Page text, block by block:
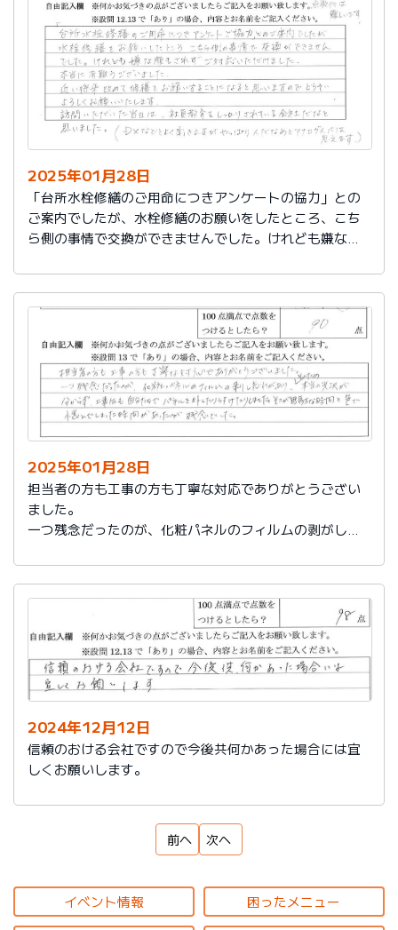
切に使う事が出来ました。新しいコンロも長～くきれい
に使いたいです。杉山さん、ありがとうございました。
又、何かあった時はよろしくお願いしますネ
2025年01月28日
「台所水栓修繕のご用命につきアンケートの協力」との
ご案内でしたが、水栓修繕のお願いをしたところ、こち
ら側の事情で交換ができませんでした。けれども嫌な顔
本当に有難うございました。
近い将来、改めて修繕をお願いすることになると思いま
すので、どうぞよろしくお願いいたします。
訪問いただいた当日は、社員教育をしっかりされている
会社だなと思いました。（DXなどとよく聞きますが、や
っぱり人だなぁとアナログ人には思えます）
2025年01月28日
担当者の方も工事の方も丁寧な対応でありがとうござい
ました。
一つ残念だったのが、化粧パネルのフィルムの剥がし忘
分たちでパネルを外したり付けたりしました。そこが無
駄な時間と色で悩んでしまった時間があったのが残念で
2024年12月12日
信頼のおける会社ですので今後共何かあった場合には宜
しくお願いします。
前へ 次へ
イベント情報 困ったメニュー